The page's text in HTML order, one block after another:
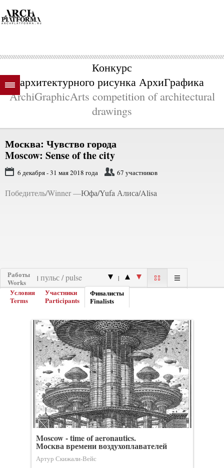
Конкурс
архитектурного рисунка АрхиГрафика
ArchiGraphicArts competition of architectural
drawings
Москва: Чувство города
Moscow: Sense of the city
6 декабря - 31 мая 2018 года 67 участников
Победитель/Winner —Юфа/Yufa Алиса/Alisa
Работы
Works
| |
Условия
Terms
Участники
Participants
Финалисты
Finalists
Moscow - time of aeronautics.
Москва времени воздухоплавателей
Артур Скижали-Вейс